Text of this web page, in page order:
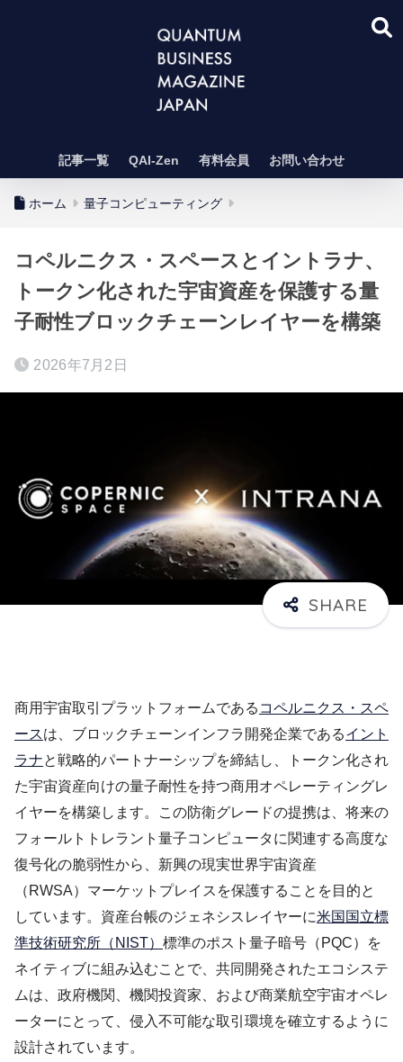
記事一覧 QAI-Zen 有料会員 お問い合わせ
ホーム 量子コンピューティング
コペルニクス・スペースとイントラナ、
トークン化された宇宙資産を保護する量
子耐性ブロックチェーンレイヤーを構築
2026年7月2日
商用宇宙取引プラットフォームである コペルニクス・スペ
ースは、ブロックチェーンインフラ開発企業であるイント
ラナと戦略的パートナーシップを締結し、トークン化され
た宇宙資産向けの量子耐性を持つ商用オペレーティングレ
イヤーを構築します。この防衛グレードの提携は、将来の
フォールトトレラント量子コンピュータに関連する高度な
復号化の脆弱性から、新興の現実世界宇宙資産
（RWSA）マーケットプレイスを保護することを目的と
しています。資産台帳のジェネシスレイヤーに米国国立標
準技術研究所（NIST） 標準のポスト量子暗号（PQC）を
ネイティブに組み込むことで、共同開発されたエコシステ
ムは、政府機関、機関投資家、および商業航空宇宙オペレ
ーターにとって、侵入不可能な取引環境を確立するように
設計されています。